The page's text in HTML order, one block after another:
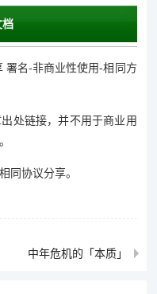
档
署名-非商业性使用-相同方
处链接，并不用于商业用
同协议分享。
中年危机的「本质」